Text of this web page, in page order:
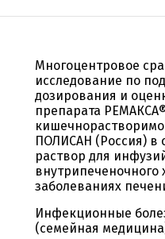
Многоцентровое
исследование по
дозирования и
препарата
ПОЛИСАН (Россия) в
раствор для
заболеваниях
Инфекционные
(семейная